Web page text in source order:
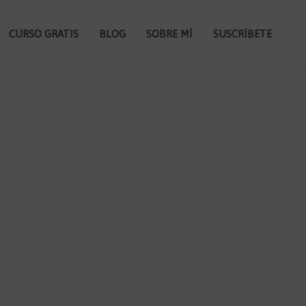
CURSO GRATIS BLOG SOBRE MÍ SUSCRÍBETE